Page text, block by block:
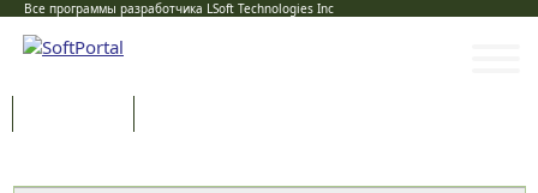
Все программы разработчика LSoft Technologies Inc